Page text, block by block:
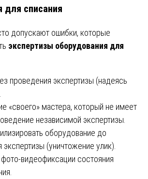
для списания
допускают ошибки, которые
экспертизы оборудования для
проведения экспертизы (надеясь
«своего» мастера, который не имеет
независимой экспертизы.
оборудование до
экспертизы (уничтожение улик).
фото-видеофиксации состояния